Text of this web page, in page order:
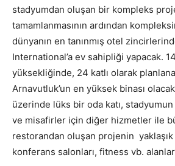
stadyumdan oluşan bir kompleks
tamamlanmasının ardından
dünyanın en tanınmış otel
International’a ev sahipliği yapacak.
yüksekliğinde, 24 katlı olarak
Arnavutluk’un en yüksek binası
üzerinde lüks bir oda katı, stadyumun
ve misafirler için diğer hizmetler ile
restorandan oluşan projenin yaklaşık
konferans salonları, fitness vb.